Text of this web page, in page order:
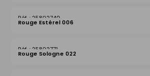
25802740
Rouge Estérel 006
25802771
Rouge Sologne 022